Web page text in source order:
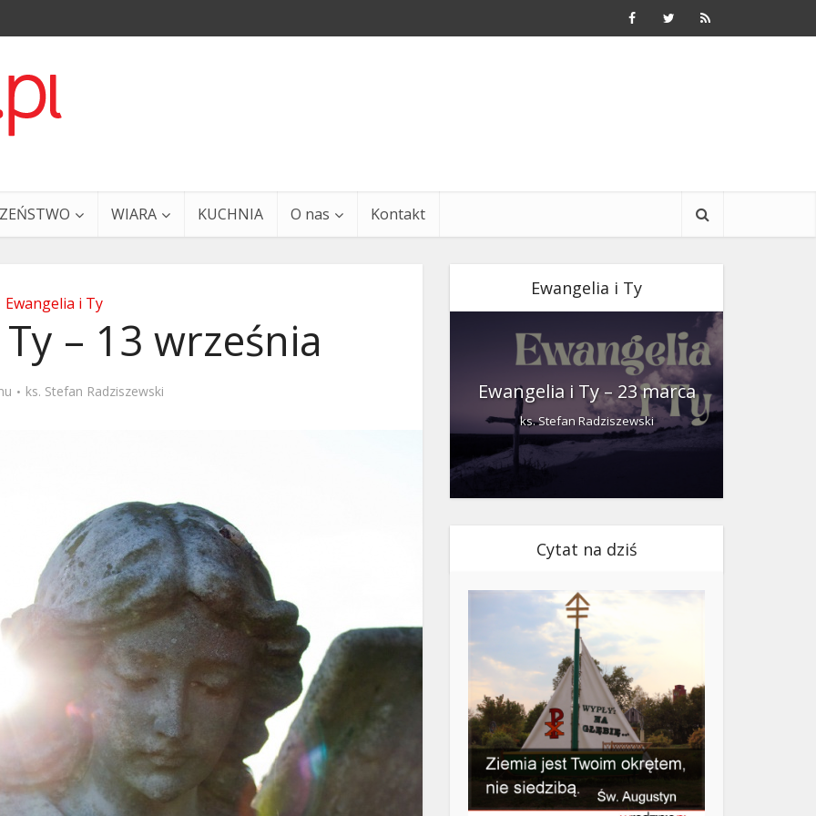
WIARA KUCHNIA O nas Kontakt
Ewangelia i Ty
– 13 września
ks. Stefan Radziszewski
Ewangelia i Ty
i Ty – 29 grudnia Ewangelia i Ty – 23 marca
ks. Stefan Radziszewski
Cytat na dziś